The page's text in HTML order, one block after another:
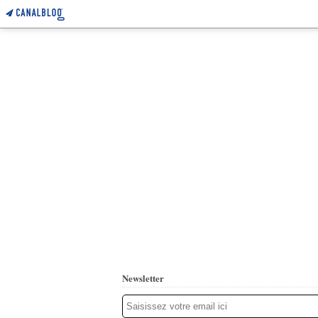
Newsletter